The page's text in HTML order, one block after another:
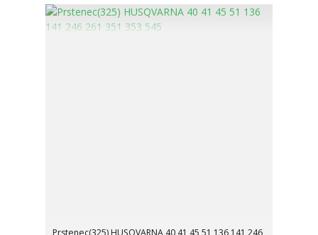
Prstenec(325) HUSQVARNA 40 41 45 51 136 141 246